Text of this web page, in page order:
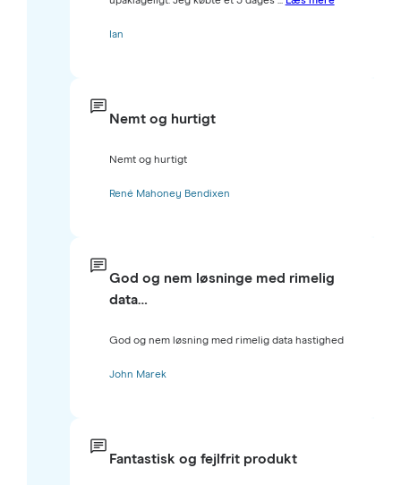
Ian
Nemt og hurtigt
Nemt og hurtigt
René Mahoney Bendixen
God og nem løsninge med rimelig
data…
God og nem løsning med rimelig data hastighed
John Marek
Fantastisk og fejlfrit produkt